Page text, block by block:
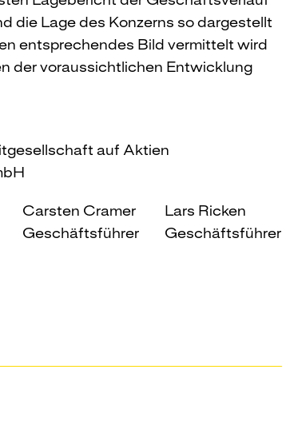
die Lage des Konzerns so dargestellt
entsprechendes Bild vermittelt wird
der voraussichtlichen Entwicklung
auf Aktien
Carsten Cramer
Geschäftsführer
Lars Ricken
Geschäftsführer